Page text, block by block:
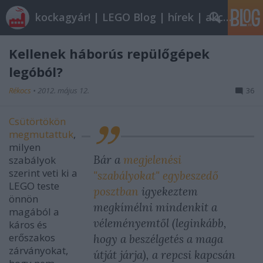
kockagyár! | LEGO Blog | hírek | akciók |
Kellenek háborús repülőgépek
legóból?
Rékocs • 2012. május 12. 36
Bár a megjelenési
"szabályokat" egybeszedő
posztban igyekeztem
megkímélni mindenkit a
véleményemtől (leginkább,
hogy a beszélgetés a maga
útját járja), a repcsi kapcsán
Csütörtökön
megmutattuk,
milyen
szabályok
szerint veti ki a
LEGO teste
önnön
magából a
káros és
erőszakos
zárványokat,